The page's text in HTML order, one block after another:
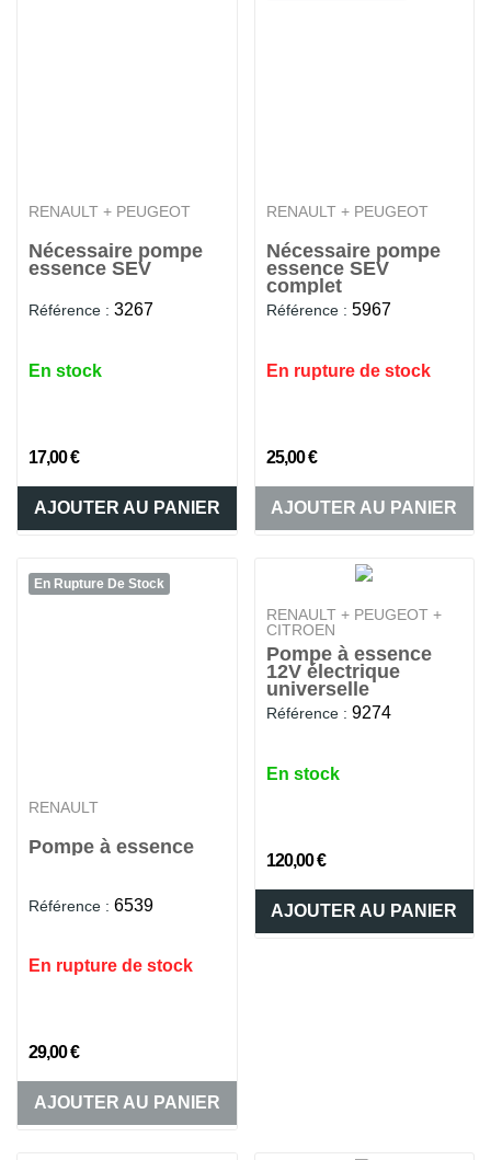
RENAULT + PEUGEOT
Nécessaire pompe
essence SEV
Référence : 3267
En stock
17,00 €
AJOUTER AU PANIER
RENAULT + PEUGEOT
Nécessaire pompe
essence SEV
complet
Référence : 5967
En rupture de stock
25,00 €
AJOUTER AU PANIER
En Rupture De Stock
RENAULT
Pompe à essence
Référence : 6539
En rupture de stock
29,00 €
AJOUTER AU PANIER
RENAULT + PEUGEOT +
CITROEN
Pompe à essence
12V électrique
universelle
Référence : 9274
En stock
120,00 €
AJOUTER AU PANIER